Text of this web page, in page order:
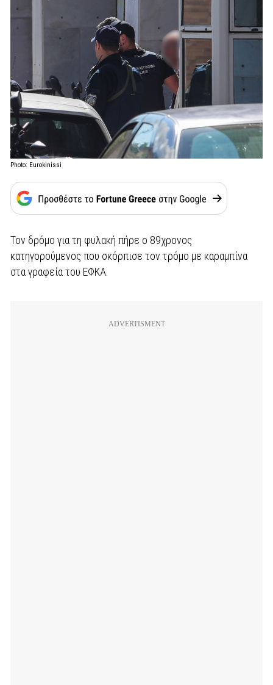
Photo: Eurokinissi
Τον δρόμο για τη φυλακή πήρε ο 89χρονος
κατηγορούμενος που σκόρπισε τον τρόμο με καραμπίνα
στα γραφεία του ΕΦΚΑ.